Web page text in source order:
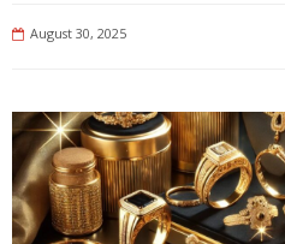
August 30, 2025